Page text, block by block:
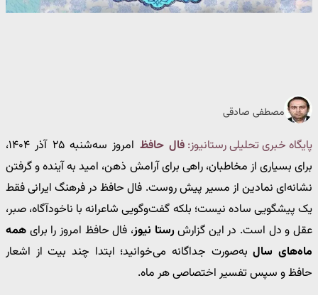
مصطفی صادقی
پایگاه خبری تحلیلی رستانیوز: فال حافظ
امروز سه‌شنبه ۲۵ آذر ۱۴۰۴،
برای بسیاری از مخاطبان، راهی برای آرامش ذهن، امید به آینده و گرفتن
نشانه‌ای نمادین از مسیر پیش روست. فال حافظ در فرهنگ ایرانی فقط
یک پیشگویی ساده نیست؛ بلکه گفت‌وگویی شاعرانه با ناخودآگاه، صبر،
عقل و دل است. در این گزارشرستا نیوز، فال حافظ امروز را برای همه
ماه‌های سالبه‌صورت جداگانه می‌خوانید؛ ابتدا چند بیت از اشعار
حافظ و سپس تفسیر اختصاصی هر ماه.